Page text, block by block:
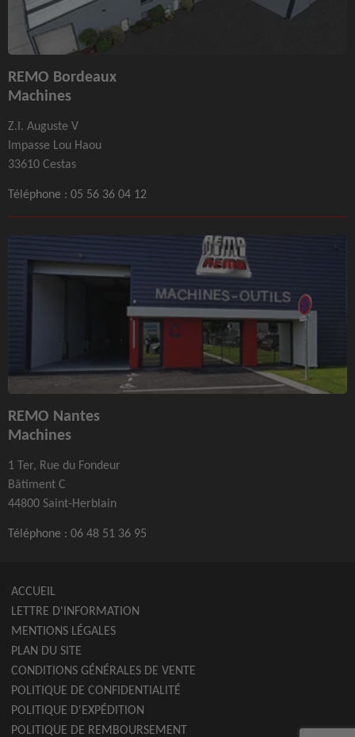
REMO Bordeaux
Machines
Z.I. Auguste V
Impasse Lou Haou
33610 Cestas
Téléphone : 05 56 36 04 12
REMO Nantes
Machines
1 Ter, Rue du Fondeur
Bâtiment C
44800 Saint-Herblain
Téléphone : 06 48 51 36 95
ACCUEIL
LETTRE D'INFORMATION
MENTIONS LÉGALES
PLAN DU SITE
CONDITIONS GÉNÉRALES DE VENTE
POLITIQUE DE CONFIDENTIALITÉ
POLITIQUE D'EXPÉDITION
POLITIQUE DE REMBOURSEMENT